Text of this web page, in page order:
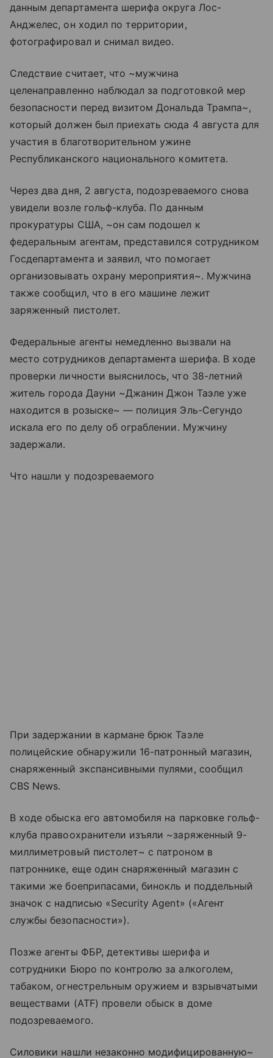
данным департамента шерифа округа Лос-
Анджелес, он ходил по территории,
фотографировал и снимал видео.
Следствие считает, что ~мужчина
целенаправленно наблюдал за подготовкой мер
безопасности перед визитом Дональда Трампа~,
который должен был приехать сюда 4 августа для
участия в благотворительном ужине
Республиканского национального комитета.
Через два дня, 2 августа, подозреваемого снова
увидели возле гольф-клуба. По данным
прокуратуры США, ~он сам подошел к
федеральным агентам, представился сотрудником
Госдепартамента и заявил, что помогает
организовывать охрану мероприятия~. Мужчина
также сообщил, что в его машине лежит
заряженный пистолет.
Федеральные агенты немедленно вызвали на
место сотрудников департамента шерифа. В ходе
проверки личности выяснилось, что 38-летний
житель города Дауни ~Джанин Джон Таэле уже
находится в розыске~ — полиция Эль-Сегундо
искала его по делу об ограблении. Мужчину
задержали.
Что нашли у подозреваемого
При задержании в кармане брюк Таэле
полицейские обнаружили 16-патронный магазин,
снаряженный экспансивными пулями, сообщил
CBS News.
В ходе обыска его автомобиля на парковке гольф-
клуба правоохранители изъяли ~заряженный 9-
миллиметровый пистолет~ с патроном в
патроннике, еще один снаряженный магазин с
такими же боеприпасами, бинокль и поддельный
значок с надписью «Security Agent» («Агент
службы безопасности»).
Позже агенты ФБР, детективы шерифа и
сотрудники Бюро по контролю за алкоголем,
табаком, огнестрельным оружием и взрывчатыми
веществами (ATF) провели обыск в доме
подозреваемого.
Силовики нашли незаконно модифицированную~